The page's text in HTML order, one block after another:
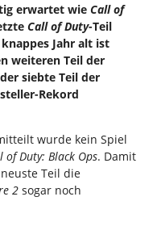
erwartet wie Call of
Call of Duty-Teil
Jahr alt ist
weiteren Teil der
siebte Teil der
Rekord
wurde kein Spiel
of Duty: Black Ops. Damit
Teil die
2 sogar noch